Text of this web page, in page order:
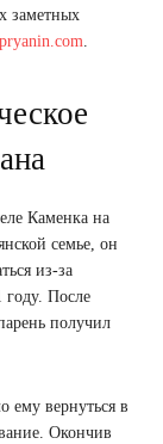
заметных
.
Каменка на
семье, он
из-за
году. После
получил
ему вернуться в
Окончив